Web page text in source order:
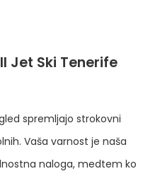
Jet Ski Tenerife
spremljajo strokovni
Vaša varnost je naša
naloga, medtem ko